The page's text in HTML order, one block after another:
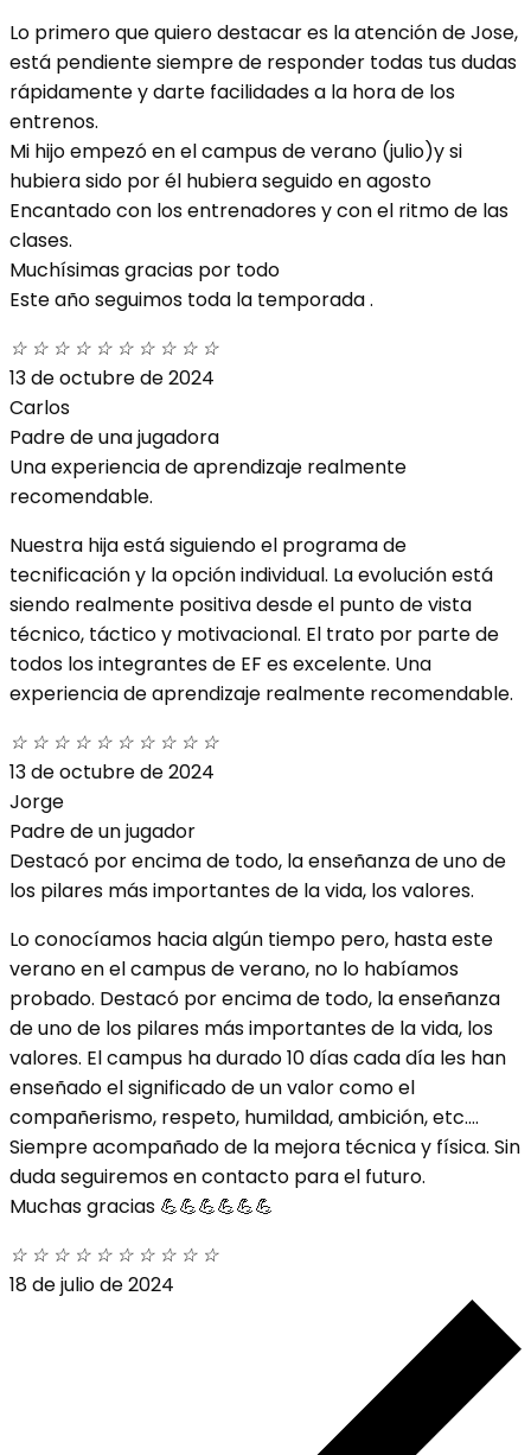
Lo primero que quiero destacar es la atención de Jose,
está pendiente siempre de responder todas tus dudas
rápidamente y darte facilidades a la hora de los
entrenos.
Mi hijo empezó en el campus de verano (julio)y si
hubiera sido por él hubiera seguido en agosto
Encantado con los entrenadores y con el ritmo de las
clases.
Muchísimas gracias por todo
Este año seguimos toda la temporada .
☆ ☆ ☆ ☆ ☆ ☆ ☆ ☆ ☆ ☆
13 de octubre de 2024
Carlos
Padre de una jugadora
Una experiencia de aprendizaje realmente
recomendable.
Nuestra hija está siguiendo el programa de
tecnificación y la opción individual. La evolución está
siendo realmente positiva desde el punto de vista
técnico, táctico y motivacional. El trato por parte de
todos los integrantes de EF es excelente. Una
experiencia de aprendizaje realmente recomendable.
☆ ☆ ☆ ☆ ☆ ☆ ☆ ☆ ☆ ☆
13 de octubre de 2024
Jorge
Padre de un jugador
Destacó por encima de todo, la enseñanza de uno de
los pilares más importantes de la vida, los valores.
Lo conocíamos hacia algún tiempo pero, hasta este
verano en el campus de verano, no lo habíamos
probado. Destacó por encima de todo, la enseñanza
de uno de los pilares más importantes de la vida, los
valores. El campus ha durado 10 días cada día les han
enseñado el significado de un valor como el
compañerismo, respeto, humildad, ambición, etc....
Siempre acompañado de la mejora técnica y física. Sin
duda seguiremos en contacto para el futuro.
Muchas gracias 💪💪💪💪💪💪
☆ ☆ ☆ ☆ ☆ ☆ ☆ ☆ ☆ ☆
18 de julio de 2024